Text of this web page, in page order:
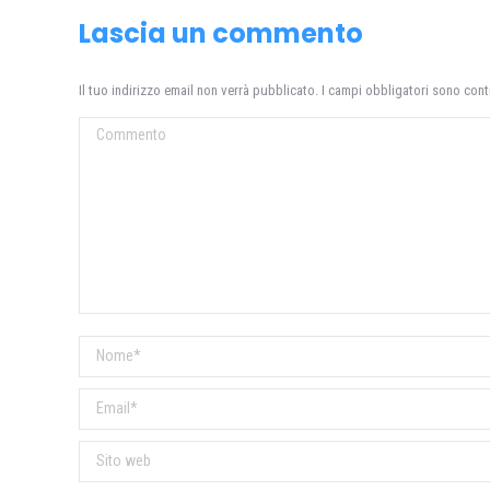
Lascia un commento
Il tuo indirizzo email non verrà pubblicato. I campi obbligatori sono
Commento
Nome *
Email *
Sito web